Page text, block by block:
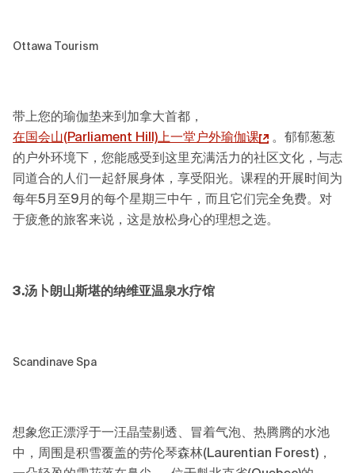
Ottawa Tourism
带上您的瑜伽垫来到加拿大首都，
在国会山(Parliament Hill)上一堂户外瑜伽课
。郁郁葱葱
的户外环境下，您能感受到这里充满活力的社区文化，与志
同道合的人们一起舒展身体，享受阳光。课程的开展时间为
每年5月至9月的每个星期三中午，而且它们完全免费。对
于疲惫的旅客来说，这是放松身心的理想之选。
3.汤卜朗山斯堪的纳维亚温泉水疗馆
Scandinave Spa
想象您正漂浮于一汪晶莹剔透、冒着气泡、热腾腾的水池
中，周围是积雪覆盖的劳伦琴森林(Laurentian Forest)，